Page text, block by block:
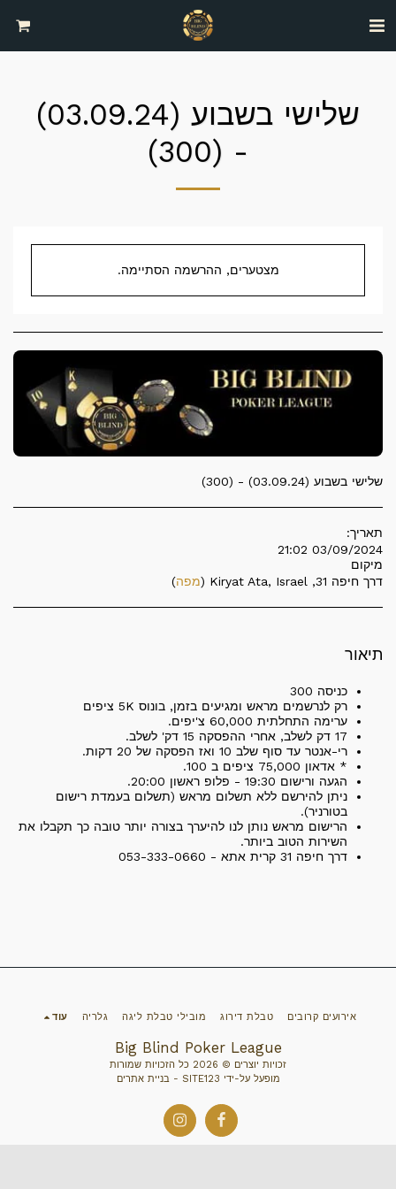
שלישי בשבוע (03.09.24)
- (300)
מצטערים, ההרשמה הסתיימה.
שלישי בשבוע (03.09.24) - (300)
תאריך:
03/09/2024 21:02
מיקום
דרך חיפה 31, Kiryat Ata, Israel (
מפה)
תיאור
כניסה 300
רק לנרשמים מראש ומגיעים בזמן, בונוס 5K ציפים
ערימה התחלתית 60,000 צ'יפים.
17 דק לשלב, אחרי ההפסקה 15 דק' לשלב.
רי-אנטר עד סוף שלב 10 ואז הפסקה של 20 דקות.
* אדאון 75,000 ציפים ב 100.
הגעה ורישום 19:30 - פלופ ראשון 20:00.
ניתן להירשם ללא תשלום מראש (תשלום בעמדת רישום
בטורניר).
הרישום מראש נותן לנו להיערך בצורה יותר טובה כך תקבלו את
השירות הטוב ביותר.
דרך חיפה 31 קרית אתא - 053-333-0660
Big Blind Poker League
זכויות יוצרים © 2026 כל הזכויות שמורות
מופעל על-ידי SITE123
-בניית אתרים
אירועים קרובים טבלת דירוג מובילי טבלת ליגה גלריה עוד